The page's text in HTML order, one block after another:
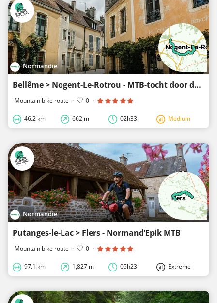
Normandië
Bellême > Nogent-Le-Rotrou - MTB-tocht door de heuvels van de Perche
Mountain bike route · 0 ·
46.2 km 662 m 02h33 Medium
Normandië
Putanges-le-Lac > Flers - Normand’Epik MTB
Mountain bike route · 0 ·
97.1 km 1,827 m 05h23 Extreme